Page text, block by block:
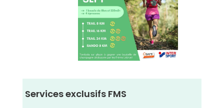
Services exclusifs FMS